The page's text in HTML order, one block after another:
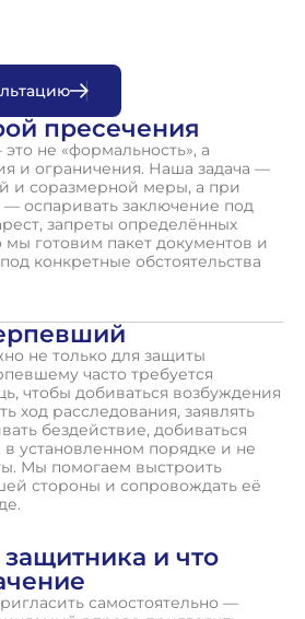
льтацию
пресечения
не «формальность», а
и ограничения. Наша задача —
и соразмерной меры, а при
оспаривать заключение под
запреты определённых
мы готовим пакет документов и
конкретные обстоятельства
не только для защиты
часто требуется
чтобы добиваться возбуждения
ход расследования, заявлять
бездействие, добиваться
установленном порядке и не
Мы помогаем выстроить
стороны и сопровождать её
и что
самостоятельно —